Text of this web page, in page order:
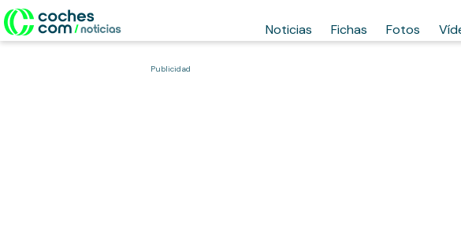
Noticias Fichas Fotos
Publicidad